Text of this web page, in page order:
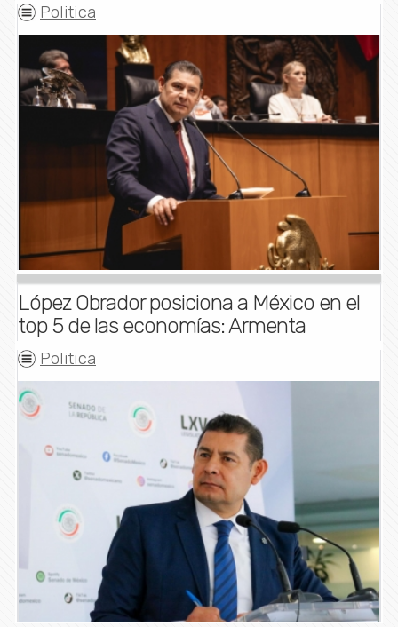
Politica
López Obrador posiciona a México en el
top 5 de las economías: Armenta
Politica